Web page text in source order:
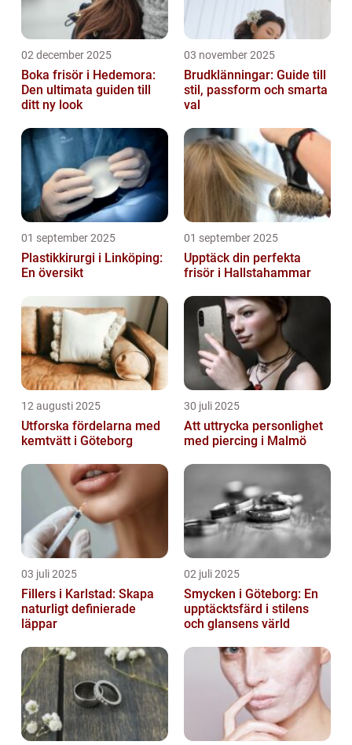
02 december 2025
Boka frisör i Hedemora:
Den ultimata guiden till
ditt ny look
03 november 2025
Brudklänningar: Guide till
stil, passform och smarta
val
01 september 2025
Plastikkirurgi i Linköping:
En översikt
01 september 2025
Upptäck din perfekta
frisör i Hallstahammar
12 augusti 2025
Utforska fördelarna med
kemtvätt i Göteborg
30 juli 2025
Att uttrycka personlighet
med piercing i Malmö
03 juli 2025
Fillers i Karlstad: Skapa
naturligt definierade
läppar
02 juli 2025
Smycken i Göteborg: En
upptäcktsfärd i stilens
och glansens värld